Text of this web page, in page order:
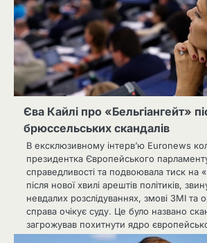
Єва Кайлі про «Бельгіангейт»
брюссельських скандалів
В ексклюзивному інтерв’ю Euronews
президентка Європейського
справедливості та подвоювала тиск на
після нової хвилі арештів політиків,
невдалих розслідуваннях, змові ЗМІ та
справа очікує суду. Це було названо
загрожував похитнути ядро